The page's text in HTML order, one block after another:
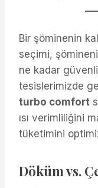
Bir şöminenin
seçimi,
ne kadar
tesislerimizde
turbo comfort
ısı verimliliğini
tüketimini
Döküm vs.